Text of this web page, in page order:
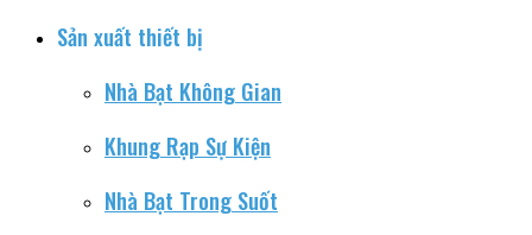
Sản xuất thiết bị
Nhà Bạt Không Gian
Khung Rạp Sự Kiện
Nhà Bạt Trong Suốt